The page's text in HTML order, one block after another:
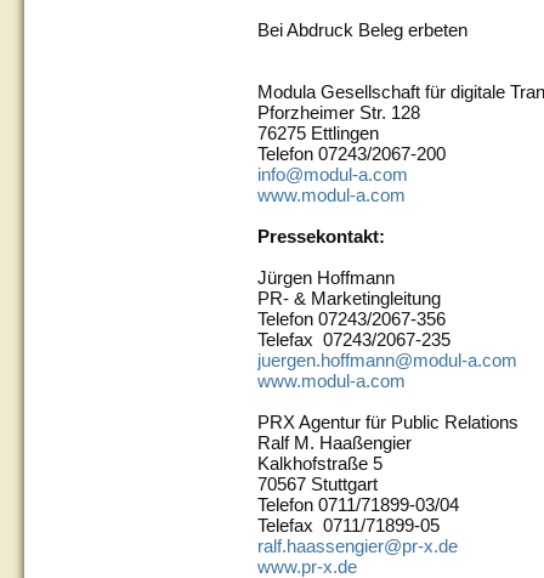
Bei Abdruck Beleg erbeten
Modula Gesellschaft für digitale
Pforzheimer Str. 128
76275 Ettlingen
Telefon 07243/2067-200
info@modul-a.com
www.modul-a.com
Pressekontakt:
Jürgen Hoffmann
PR- & Marketingleitung
Telefon 07243/2067-356
Telefax 07243/2067-235
juergen.hoffmann@modul-a.com
www.modul-a.com
PRX Agentur für Public Relations
Ralf M. Haaßengier
Kalkhofstraße 5
70567 Stuttgart
Telefon 0711/71899-03/04
Telefax 0711/71899-05
ralf.haassengier@pr-x.de
www.pr-x.de